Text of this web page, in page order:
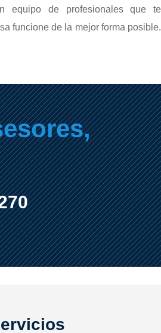
equipo de profesionales que te
funcione de la mejor forma posible.